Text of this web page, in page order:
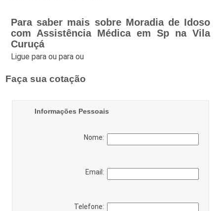
Para saber mais sobre Moradia de Idoso
com Assistência Médica em Sp na Vila
Curuçá
Ligue paraou paraou
Faça sua cotação
Informações Pessoais
Nome:
Email:
Telefone: